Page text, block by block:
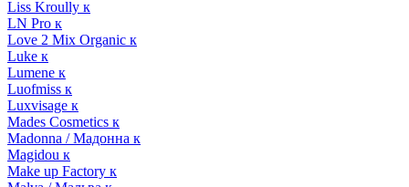
Liss Kroully к
LN Pro к
Love 2 Mix Organic к
Luke к
Lumene к
Luofmiss к
Luxvisage к
Mades Cosmetics к
Madonna / Мадонна к
Magidou к
Make up Factory к